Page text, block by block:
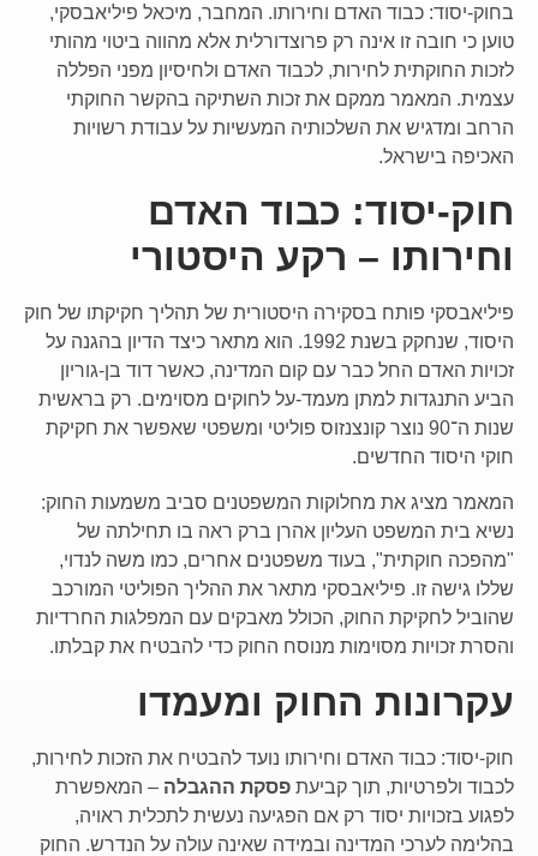
בחוק-יסוד: כבוד האדם וחירותו. המחבר, מיכאל פיליאבסקי,
טוען כי חובה זו אינה רק פרוצדורלית אלא מהווה ביטוי מהותי
לזכות החוקתית לחירות, לכבוד האדם ולחיסיון מפני הפללה
עצמית. המאמר ממקם את זכות השתיקה בהקשר החוקתי
הרחב ומדגיש את השלכותיה המעשיות על עבודת רשויות
האכיפה בישראל.
חוק-יסוד: כבוד האדם
וחירותו – רקע היסטורי
פיליאבסקי פותח בסקירה היסטורית של תהליך חקיקתו של חוק
היסוד, שנחקק בשנת 1992. הוא מתאר כיצד הדיון בהגנה על
זכויות האדם החל כבר עם קום המדינה, כאשר דוד בן-גוריון
הביע התנגדות למתן מעמד-על לחוקים מסוימים. רק בראשית
שנות ה־90 נוצר קונצנזוס פוליטי ומשפטי שאפשר את חקיקת
חוקי היסוד החדשים.
המאמר מציג את מחלוקות המשפטנים סביב משמעות החוק:
נשיא בית המשפט העליון אהרן ברק ראה בו תחילתה של
"מהפכה חוקתית", בעוד משפטנים אחרים, כמו משה לנדוי,
שללו גישה זו. פיליאבסקי מתאר את ההליך הפוליטי המורכב
שהוביל לחקיקת החוק, הכולל מאבקים עם המפלגות החרדיות
והסרת זכויות מסוימות מנוסח החוק כדי להבטיח את קבלתו.
עקרונות החוק ומעמדו
חוק-יסוד: כבוד האדם וחירותו נועד להבטיח את הזכות לחירות,
לכבוד ולפרטיות, תוך קביעת פסקת ההגבלה – המאפשרת
לפגוע בזכויות יסוד רק אם הפגיעה נעשית לתכלית ראויה,
בהלימה לערכי המדינה ובמידה שאינה עולה על הנדרש. החוק